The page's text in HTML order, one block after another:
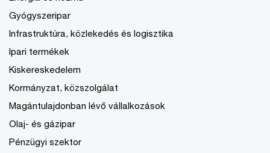
Gyógyszeripar
Infrastruktúra, közlekedés és logisztika
Ipari termékek
Kiskereskedelem
Kormányzat, közszolgálat
Magántulajdonban lévő vállalkozások
Olaj- és gázipar
Pénzügyi szektor